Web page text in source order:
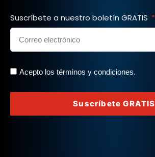
Suscríbete a nuestro boletín GRATIS
Acepto los términos y condiciones.
Suscríbete GRATIS